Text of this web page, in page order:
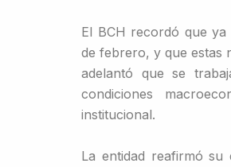
El BCH recordó que
de febrero, y que estas
adelantó que se
condiciones
institucional.
La entidad reafirmó su